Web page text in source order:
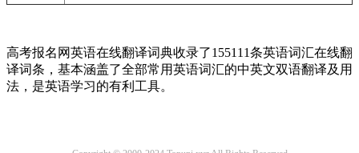
高考报名网英语在线翻译词典收录了155111条英语词汇在线翻
译词条，基本涵盖了全部常用英语词汇的中英文双语翻译及用
法，是英语学习的有利工具。